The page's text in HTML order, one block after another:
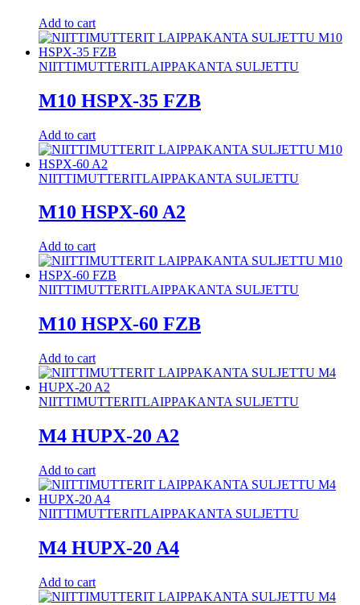
Add to cart
NIITTIMUTTERITLAIPPAKANTA SULJETTU
M10 HSPX-35 FZB
Add to cart
NIITTIMUTTERITLAIPPAKANTA SULJETTU
M10 HSPX-60 A2
Add to cart
NIITTIMUTTERITLAIPPAKANTA SULJETTU
M10 HSPX-60 FZB
Add to cart
NIITTIMUTTERITLAIPPAKANTA SULJETTU
M4 HUPX-20 A2
Add to cart
NIITTIMUTTERITLAIPPAKANTA SULJETTU
M4 HUPX-20 A4
Add to cart